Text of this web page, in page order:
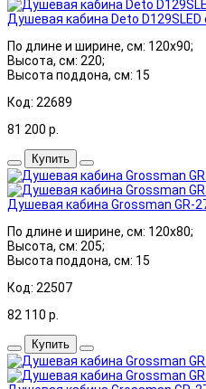
Душевая кабина Deto D129SLED
По длине и ширине, см: 120x90;
Высота, см: 220;
Высота поддона, см: 15
Код: 22689
81 200 р.
Купить
Душевая кабина Grossman GR-
По длине и ширине, см: 120x80;
Высота, см: 205;
Высота поддона, см: 15
Код: 22507
82 110 р.
Купить